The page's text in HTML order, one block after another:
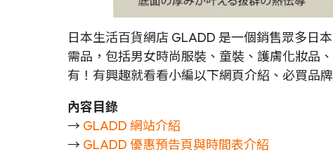
日本生活百貨網店 GLADD 是一個銷售眾多日
需品，包括男女時尚服裝、童裝、護膚化妝品
有！有興趣就看看小編以下網頁介紹、必買品
內容目錄
→ GLADD 網站介紹
→ GLADD 優惠預告頁與時間表介紹